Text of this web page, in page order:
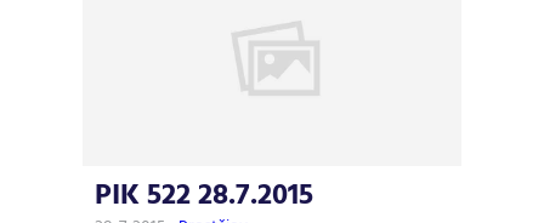
PIK 522 28.7.2015